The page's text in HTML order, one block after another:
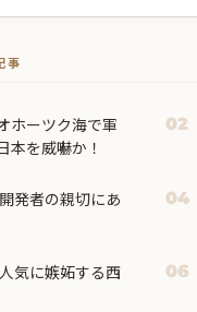
事
ホーツク海で軍
を威嚇か！
02
発者の親切にあ
04
気に嫉妬する西
06